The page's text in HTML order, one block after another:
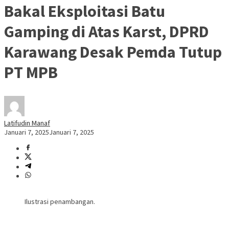
Bakal Eksploitasi Batu
Gamping di Atas Karst, DPRD
Karawang Desak Pemda Tutup
PT MPB
Latifudin Manaf
Januari 7, 2025Januari 7, 2025
Ilustrasi penambangan.